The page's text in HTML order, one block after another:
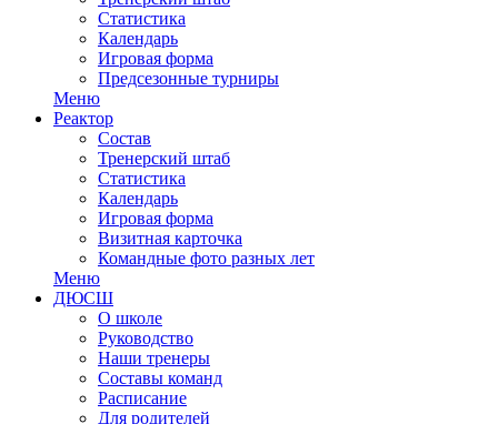
Статистика
Календарь
Игровая форма
Предсезонные турниры
Меню
Реактор
Состав
Тренерский штаб
Статистика
Календарь
Игровая форма
Визитная карточка
Командные фото разных лет
Меню
ДЮСШ
О школе
Руководство
Наши тренеры
Составы команд
Расписание
Для родителей